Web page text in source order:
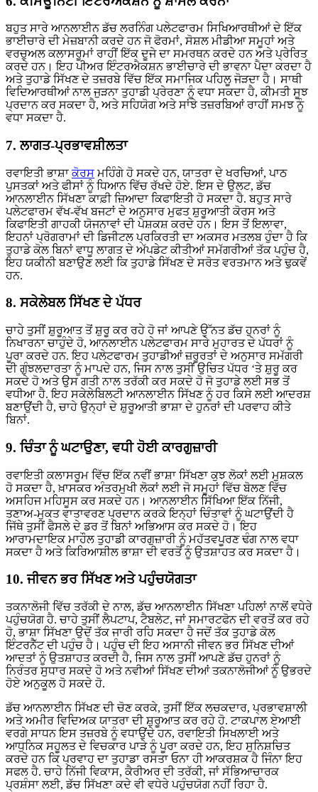
ਬਹੁਤ ਸਾਰੇ ਆਨਲਾਈਨ ਡੱਚ ਲਰਨਿੰਗ ਪਲੇਟਫਾਰਮ ਸਿਖਿਆਰਥੀਆਂ ਦੇ ਇੱਕ
ਭਾਈਚਾਰੇ ਦੀ ਮੇਜ਼ਬਾਨੀ ਕਰਦੇ ਹਨ ਜੋ ਫੋਰਮਾਂ, ਸੋਸ਼ਲ ਮੀਡੀਆ ਸਮੂਹਾਂ ਅਤੇ
ਵਰਚੁਅਲ ਕਲਾਸਰੂਮਾਂ ਰਾਹੀਂ ਇੱਕ ਦੂਜੇ ਦਾ ਸਮਰਥਨ ਕਰਦੇ ਹਨ ਅਤੇ ਪ੍ਰੇਰਿਤ
ਕਰਦੇ ਹਨ। ਇਹ ਪੀਅਰ ਇੰਟਰਐਕਸ਼ਨ ਭਾਈਚਾਰੇ ਦੀ ਭਾਵਨਾ ਪੈਦਾ ਕਰਦਾ ਹੈ
ਅਤੇ ਤੁਹਾਡੇ ਸਿੱਖਣ ਦੇ ਤਜ਼ਰਬੇ ਵਿੱਚ ਇੱਕ ਸਮਾਜਿਕ ਪਹਿਲੂ ਜੋੜਦਾ ਹੈ। ਸਾਥੀ
ਵਿਦਿਆਰਥੀਆਂ ਨਾਲ ਜੁੜਨਾ ਤੁਹਾਡੀ ਪ੍ਰੇਰਣਾ ਨੂੰ ਵਧਾ ਸਕਦਾ ਹੈ, ਕੀਮਤੀ ਸੂਝ
ਪ੍ਰਦਾਨ ਕਰ ਸਕਦਾ ਹੈ, ਅਤੇ ਸਹਿਯੋਗ ਅਤੇ ਸਾਂਝੇ ਤਜ਼ਰਬਿਆਂ ਰਾਹੀਂ ਸਮਝ ਨੂੰ
ਵਧਾ ਸਕਦਾ ਹੈ.
7. ਲਾਗਤ-ਪ੍ਰਭਾਵਸ਼ੀਲਤਾ
ਰਵਾਇਤੀ ਭਾਸ਼ਾਕੋਰਸ ਮਹਿੰਗੇ ਹੋ ਸਕਦੇ ਹਨ, ਯਾਤਰਾ ਦੇ ਖਰਚਿਆਂ, ਪਾਠ
ਪੁਸਤਕਾਂ ਅਤੇ ਫੀਸਾਂ ਨੂੰ ਧਿਆਨ ਵਿੱਚ ਰੱਖਦੇ ਹੋਏ. ਇਸ ਦੇ ਉਲਟ, ਡੱਚ
ਆਨਲਾਈਨ ਸਿੱਖਣਾ ਕਾਫ਼ੀ ਜ਼ਿਆਦਾ ਕਿਫਾਇਤੀ ਹੋ ਸਕਦਾ ਹੈ. ਬਹੁਤ ਸਾਰੇ
ਪਲੇਟਫਾਰਮ ਵੱਖ-ਵੱਖ ਬਜਟਾਂ ਦੇ ਅਨੁਸਾਰ ਮੁਫਤ ਸ਼ੁਰੂਆਤੀ ਕੋਰਸ ਅਤੇ
ਕਿਫਾਇਤੀ ਗਾਹਕੀ ਯੋਜਨਾਵਾਂ ਦੀ ਪੇਸ਼ਕਸ਼ ਕਰਦੇ ਹਨ। ਇਸ ਤੋਂ ਇਲਾਵਾ,
ਇਹਨਾਂ ਪ੍ਰੋਗਰਾਮਾਂ ਦੀ ਡਿਜੀਟਲ ਪ੍ਰਕਿਰਤੀ ਦਾ ਅਕਸਰ ਮਤਲਬ ਹੁੰਦਾ ਹੈ ਕਿ
ਤੁਹਾਡੇ ਕੋਲ ਬਿਨਾਂ ਵਾਧੂ ਲਾਗਤ ਦੇ ਅੱਪਡੇਟ ਕੀਤੀਆਂ ਸਮੱਗਰੀਆਂ ਤੱਕ ਪਹੁੰਚ ਹੈ,
ਇਹ ਯਕੀਨੀ ਬਣਾਉਣ ਲਈ ਕਿ ਤੁਹਾਡੇ ਸਿੱਖਣ ਦੇ ਸਰੋਤ ਵਰਤਮਾਨ ਅਤੇ ਢੁਕਵੇਂ
ਹਨ.
8. ਸਕੇਲੇਬਲ ਸਿੱਖਣ ਦੇ ਪੱਧਰ
ਚਾਹੇ ਤੁਸੀਂ ਸ਼ੁਰੂਆਤ ਤੋਂ ਸ਼ੁਰੂ ਕਰ ਰਹੇ ਹੋ ਜਾਂ ਆਪਣੇ ਉੱਨਤ ਡੱਚ ਹੁਨਰਾਂ ਨੂੰ
ਨਿਖਾਰਨਾ ਚਾਹੁੰਦੇ ਹੋ, ਆਨਲਾਈਨ ਪਲੇਟਫਾਰਮ ਸਾਰੇ ਮੁਹਾਰਤ ਦੇ ਪੱਧਰਾਂ ਨੂੰ
ਪੂਰਾ ਕਰਦੇ ਹਨ. ਇਹ ਪਲੇਟਫਾਰਮ ਤੁਹਾਡੀਆਂ ਜ਼ਰੂਰਤਾਂ ਦੇ ਅਨੁਸਾਰ ਸਮੱਗਰੀ
ਦੀ ਗੁੰਝਲਦਾਰਤਾ ਨੂੰ ਮਾਪਦੇ ਹਨ, ਜਿਸ ਨਾਲ ਤੁਸੀਂ ਉਚਿਤ ਪੱਧਰ ‘ਤੇ ਸ਼ੁਰੂ ਕਰ
ਸਕਦੇ ਹੋ ਅਤੇ ਉਸ ਗਤੀ ਨਾਲ ਤਰੱਕੀ ਕਰ ਸਕਦੇ ਹੋ ਜੋ ਤੁਹਾਡੇ ਲਈ ਸਭ ਤੋਂ
ਵਧੀਆ ਹੈ. ਇਹ ਸਕੇਲੇਬਿਲਟੀ ਆਨਲਾਈਨ ਸਿੱਖਣ ਨੂੰ ਹਰ ਕਿਸੇ ਲਈ ਆਦਰਸ਼
ਬਣਾਉਂਦੀ ਹੈ, ਚਾਹੇ ਉਨ੍ਹਾਂ ਦੇ ਸ਼ੁਰੂਆਤੀ ਭਾਸ਼ਾ ਦੇ ਹੁਨਰਾਂ ਦੀ ਪਰਵਾਹ ਕੀਤੇ
ਬਿਨਾਂ.
9. ਚਿੰਤਾ ਨੂੰ ਘਟਾਉਣਾ, ਵਧੀ ਹੋਈ ਕਾਰਗੁਜ਼ਾਰੀ
ਰਵਾਇਤੀ ਕਲਾਸਰੂਮ ਵਿੱਚ ਇੱਕ ਨਵੀਂ ਭਾਸ਼ਾ ਸਿੱਖਣਾ ਕੁਝ ਲੋਕਾਂ ਲਈ ਮੁਸ਼ਕਲ
ਹੋ ਸਕਦਾ ਹੈ, ਖ਼ਾਸਕਰ ਅੰਤਰਮੁਖੀ ਲੋਕਾਂ ਲਈ ਜੋ ਸਮੂਹਾਂ ਵਿੱਚ ਬੋਲਣ ਵਿੱਚ
ਅਸਹਿਜ ਮਹਿਸੂਸ ਕਰ ਸਕਦੇ ਹਨ। ਆਨਲਾਈਨ ਸਿੱਖਿਆ ਇੱਕ ਨਿੱਜੀ,
ਤਣਾਅ-ਮੁਕਤ ਵਾਤਾਵਰਣ ਪ੍ਰਦਾਨ ਕਰਕੇ ਇਨ੍ਹਾਂ ਚਿੰਤਾਵਾਂ ਨੂੰ ਘਟਾਉਂਦੀ ਹੈ
ਜਿੱਥੇ ਤੁਸੀਂ ਫੈਸਲੇ ਦੇ ਡਰ ਤੋਂ ਬਿਨਾਂ ਅਭਿਆਸ ਕਰ ਸਕਦੇ ਹੋ। ਇਹ
ਆਰਾਮਦਾਇਕ ਮਾਹੌਲ ਤੁਹਾਡੀ ਕਾਰਗੁਜ਼ਾਰੀ ਨੂੰ ਮਹੱਤਵਪੂਰਣ ਢੰਗ ਨਾਲ ਵਧਾ
ਸਕਦਾ ਹੈ ਅਤੇ ਕਿਰਿਆਸ਼ੀਲ ਭਾਸ਼ਾ ਦੀ ਵਰਤੋਂ ਨੂੰ ਉਤਸ਼ਾਹਤ ਕਰ ਸਕਦਾ ਹੈ।
10. ਜੀਵਨ ਭਰ ਸਿੱਖਣ ਅਤੇ ਪਹੁੰਚਯੋਗਤਾ
ਤਕਨਾਲੋਜੀ ਵਿੱਚ ਤਰੱਕੀ ਦੇ ਨਾਲ, ਡੱਚ ਆਨਲਾਈਨ ਸਿੱਖਣਾ ਪਹਿਲਾਂ ਨਾਲੋਂ ਵਧੇਰੇ
ਪਹੁੰਚਯੋਗ ਹੈ. ਚਾਹੇ ਤੁਸੀਂ ਲੈਪਟਾਪ, ਟੈਬਲੇਟ, ਜਾਂ ਸਮਾਰਟਫੋਨ ਦੀ ਵਰਤੋਂ ਕਰ ਰਹੇ
ਹੋ, ਭਾਸ਼ਾ ਸਿੱਖਣਾ ਉਦੋਂ ਤੱਕ ਜਾਰੀ ਰਹਿ ਸਕਦਾ ਹੈ ਜਦੋਂ ਤੱਕ ਤੁਹਾਡੇ ਕੋਲ
ਇੰਟਰਨੈੱਟ ਦੀ ਪਹੁੰਚ ਹੈ। ਪਹੁੰਚ ਦੀ ਇਹ ਅਸਾਨੀ ਜੀਵਨ ਭਰ ਸਿੱਖਣ ਦੀਆਂ
ਆਦਤਾਂ ਨੂੰ ਉਤਸ਼ਾਹਤ ਕਰਦੀ ਹੈ, ਜਿਸ ਨਾਲ ਤੁਸੀਂ ਆਪਣੇ ਡੱਚ ਹੁਨਰਾਂ ਨੂੰ
ਨਿਰੰਤਰ ਸੁਧਾਰ ਸਕਦੇ ਹੋ ਅਤੇ ਨਵੀਆਂ ਸਿੱਖਣ ਦੀਆਂ ਤਕਨਾਲੋਜੀਆਂ ਨੂੰ ਉਭਰਦੇ
ਹੋਏ ਅਨੁਕੂਲ ਹੋ ਸਕਦੇ ਹੋ.
ਡੱਚ ਆਨਲਾਈਨ ਸਿੱਖਣ ਦੀ ਚੋਣ ਕਰਕੇ, ਤੁਸੀਂ ਇੱਕ ਲਚਕਦਾਰ, ਪ੍ਰਭਾਵਸ਼ਾਲੀ
ਅਤੇ ਅਮੀਰ ਵਿਦਿਅਕ ਯਾਤਰਾ ਦੀ ਸ਼ੁਰੂਆਤ ਕਰ ਰਹੇ ਹੋ. ਟਾਕਪਾਲ ਏਆਈ
ਵਰਗੇ ਸਾਧਨ ਇਸ ਤਜ਼ਰਬੇ ਨੂੰ ਵਧਾਉਂਦੇ ਹਨ, ਰਵਾਇਤੀ ਸਿਖਲਾਈ ਅਤੇ
ਆਧੁਨਿਕ ਸਹੂਲਤ ਦੇ ਵਿਚਕਾਰ ਪਾੜੇ ਨੂੰ ਪੂਰਾ ਕਰਦੇ ਹਨ, ਇਹ ਸੁਨਿਸ਼ਚਿਤ
ਕਰਦੇ ਹਨ ਕਿ ਪ੍ਰਵਾਹ ਦਾ ਤੁਹਾਡਾ ਰਸਤਾ ਓਨਾ ਹੀ ਆਕਰਸ਼ਕ ਹੈ ਜਿੰਨਾ ਇਹ
ਸਫਲ ਹੈ. ਚਾਹੇ ਨਿੱਜੀ ਵਿਕਾਸ, ਕੈਰੀਅਰ ਦੀ ਤਰੱਕੀ, ਜਾਂ ਸੱਭਿਆਚਾਰਕ
ਪ੍ਰਸ਼ੰਸਾ ਲਈ, ਡੱਚ ਸਿੱਖਣਾ ਕਦੇ ਵੀ ਵਧੇਰੇ ਪਹੁੰਚਯੋਗ ਨਹੀਂ ਰਿਹਾ ਹੈ.